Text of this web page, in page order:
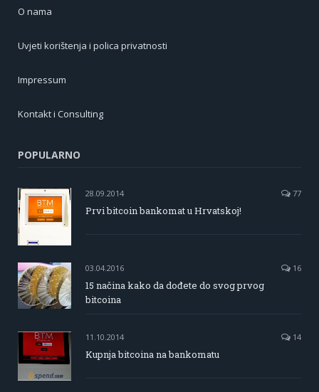
O nama
Uvjeti korištenja i polica privatnosti
Impressum
Kontakt i Consulting
POPULARNO
28.09.2014 77
Prvi bitcoin bankomat u Hrvatskoj!
03.04.2016 16
15 načina kako da dođete do svog prvog
bitcoina
11.10.2014 14
Kupnja bitcoina na bankomatu